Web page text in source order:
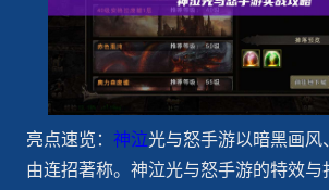
亮点速览： 神泣光与怒手游以暗黑画风
由连招著称。神泣光与怒手游的特效与